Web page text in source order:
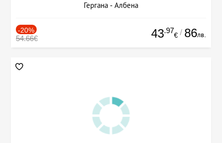
Гергана - Албена
-20%
54.66€ 43.97
€ / 86лв.